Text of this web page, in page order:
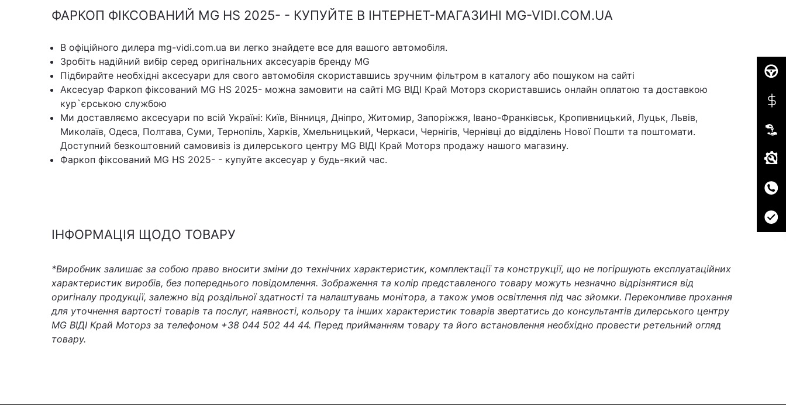
ФАРКОП ФІКСОВАНИЙ MG HS 2025- - КУПУЙТЕ В ІНТЕРНЕТ-МАГАЗИНІ MG-VIDI.COM.UA
В офіційного дилера mg-vidi.com.ua ви легко знайдете все для вашого автомобіля.
Зробіть надійний вибір серед оригінальних аксесуарів бренду MG
Підбирайте необхідні аксесуари для свого автомобіля скориставшись зручним фільтром в каталогу або пошуком на сайті
Аксесуар Фаркоп фіксований MG HS 2025- можна замовити на сайті MG ВІДІ Край Моторз скориставшись онлайн оплатою та доставкою
кур`єрською службою
Ми доставляємо аксесуари по всій Україні: Київ, Вінниця, Дніпро, Житомир, Запоріжжя, Івано-Франківськ, Кропивницький, Луцьк, Львів,
Миколаїв, Одеса, Полтава, Суми, Тернопіль, Харків, Хмельницький, Черкаси, Чернігів, Чернівці до відділень Нової Пошти та поштомати.
Доступний безкоштовний самовивіз із дилерського центру MG ВІДІ Край Моторз продажу нашого магазину.
Фаркоп фіксований MG HS 2025- - купуйте аксесуар у будь-який час.
ІНФОРМАЦІЯ ЩОДО ТОВАРУ
*Виробник залишає за собою право вносити зміни до технічних характеристик, комплектації та конструкції, що не погіршують експлуатаційних
характеристик виробів, без попереднього повідомлення. Зображення та колір представленого товару можуть незначно відрізнятися від
оригіналу продукції, залежно від роздільної здатності та налаштувань монітора, а також умов освітлення під час зйомки. Переконливе прохання
для уточнення вартості товарів та послуг, наявності, кольору та інших характеристик товарів звертатись до консультантів дилерського центру
MG ВІДІ Край Моторз за телефоном +38 044 502 44 44. Перед прийманням товару та його встановлення необхідно провести ретельний огляд
товару.